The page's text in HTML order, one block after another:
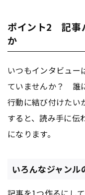
ポイント2 記事
か
いつもインタビュー
ていませんか？ 誰
行動に結び付けたい
すると、読み手に伝
になります。
いろんなジャンル